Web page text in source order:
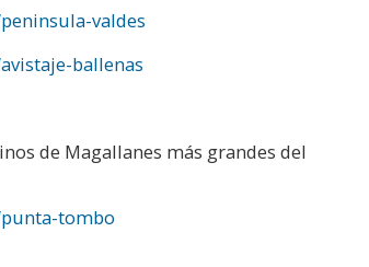
valdes
ballenas
de Magallanes más grandes del
tombo